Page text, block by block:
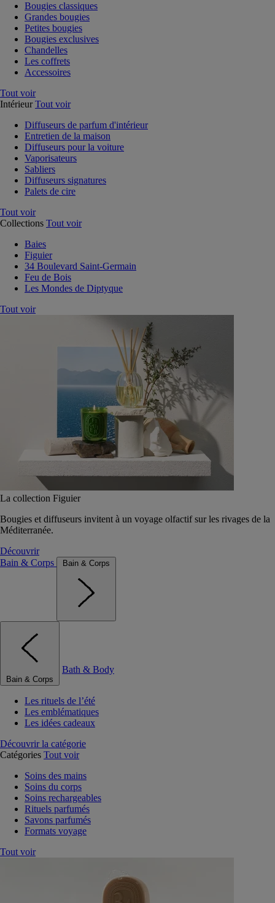
Bougies classiques
Grandes bougies
Petites bougies
Bougies exclusives
Chandelles
Les coffrets
Accessoires
Tout voir
Intérieur Tout voir
Diffuseurs de parfum d'intérieur
Entretien de la maison
Diffuseurs pour la voiture
Vaporisateurs
Sabliers
Diffuseurs signatures
Palets de cire
Tout voir
Collections Tout voir
Baies
Figuier
34 Boulevard Saint-Germain
Feu de Bois
Les Mondes de Diptyque
Tout voir
La collection Figuier
Bougies et diffuseurs invitent à un voyage olfactif sur les rivages de la
Méditerranée.
Découvrir
Bain & Corps
Bain & Corps
Bain & Corps
Bath & Body
Les rituels de l’été
Les emblématiques
Les idées cadeaux
Découvrir la catégorie
Catégories Tout voir
Soins des mains
Soins du corps
Soins rechargeables
Rituels parfumés
Savons parfumés
Formats voyage
Tout voir